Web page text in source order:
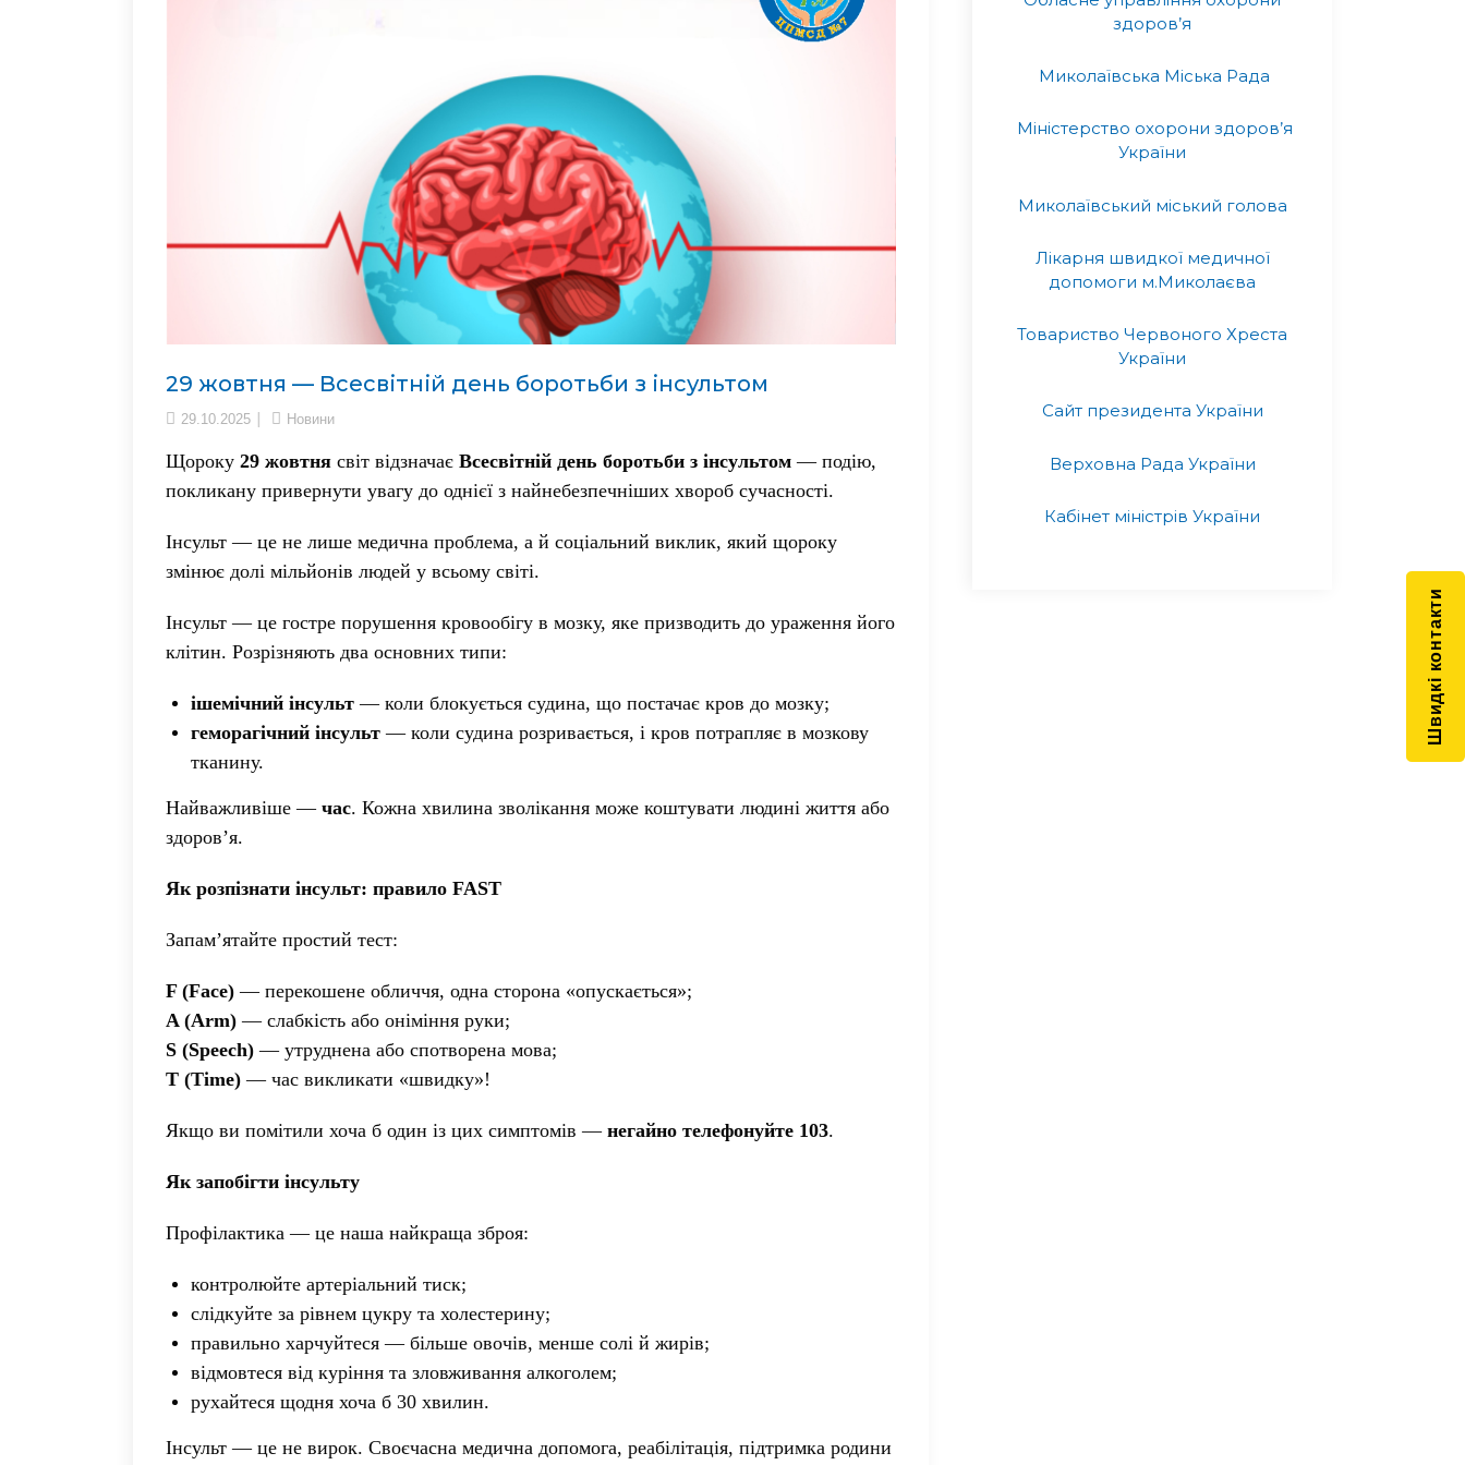
29 жовтня — Всесвітній день боротьби з інсультом
29.10.2025 Новини
Щороку 29 жовтня світ відзначає Всесвітній день боротьби з інсультом — подію,
покликану привернути увагу до однієї з найнебезпечніших хвороб сучасності.
Інсульт — це не лише медична проблема, а й соціальний виклик, який щороку
змінює долі мільйонів людей у всьому світі.
Інсульт — це гостре порушення кровообігу в мозку, яке призводить до ураження його
клітин. Розрізняють два основних типи:
ішемічний інсульт— коли блокується судина, що постачає кров до мозку;
геморагічний інсульт— коли судина розривається, і кров потрапляє в мозкову
тканину.
Найважливіше — час. Кожна хвилина зволікання може коштувати людині життя або
здоров’я.
Як розпізнати інсульт: правило FAST
Запам’ятайте простий тест:
F (Face) — перекошене обличчя, одна сторона «опускається»;
A (Arm) — слабкість або оніміння руки;
S (Speech) — утруднена або спотворена мова;
T (Time) — час викликати «швидку»!
Якщо ви помітили хоча б один із цих симптомів — негайно телефонуйте 103.
Як запобігти інсульту
Профілактика — це наша найкраща зброя:
контролюйте артеріальний тиск;
слідкуйте за рівнем цукру та холестерину;
правильно харчуйтеся — більше овочів, менше солі й жирів;
відмовтеся від куріння та зловживання алкоголем;
рухайтеся щодня хоча б 30 хвилин.
Інсульт — це не вирок. Своєчасна медична допомога, реабілітація, підтримка родини
здоров’я
Миколаївська Міська Рада
Міністерство охорони здоров’я
України
Миколаївський міський голова
Лікарня швидкої медичної
допомоги м.Миколаєва
Товариство Червоного Хреста
України
Сайт президента України
Верховна Рада України
Кабінет міністрів України
Швидкі контакти